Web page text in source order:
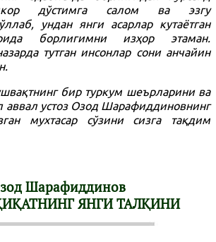
дўстимга салом ва эзгу
ундан янги асарлар кутаётган
борлигимни изҳор этаман.
тутган инсонлар сони анчайин
бир туркум шеърларини ва
аввал устоз Озод Шарафиддиновнинг
мухтасар сўзини сизга тақдим
Шарафиддинов
ЯНГИ ТАЛҚИНИ